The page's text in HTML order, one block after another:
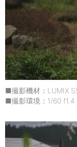
■撮影機材：LUMIX
■撮影環境：1/60 f1.4